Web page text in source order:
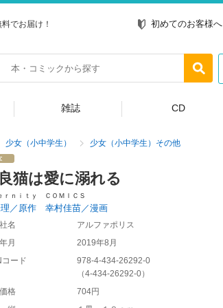
でお届け！ 初めてのお客様へ
雑誌 CD
少女（小中学生） 少女（小中学生）その他
猫は愛に溺れる
ｒｎｉｔｙ ＣＯＭＩＣＳ
／原作 幸村佳苗／漫画
名
アルファポリス
月
2019年8月
コード
978-4-434-26292-0
（4-434-26292-0）
格
704円